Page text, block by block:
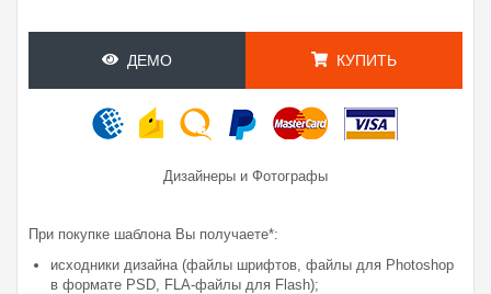
ДЕМО КУПИТЬ
Дизайнеры и Фотографы
При покупке шаблона Вы получаете*:
исходники дизайна (файлы шрифтов, файлы для Photoshop
в формате PSD, FLA-файлы для Flash);